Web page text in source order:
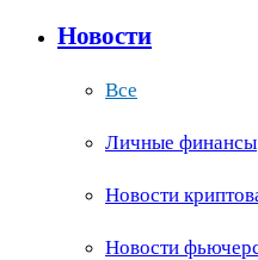
Новости
Все
Личные финансы
Новости
Новости